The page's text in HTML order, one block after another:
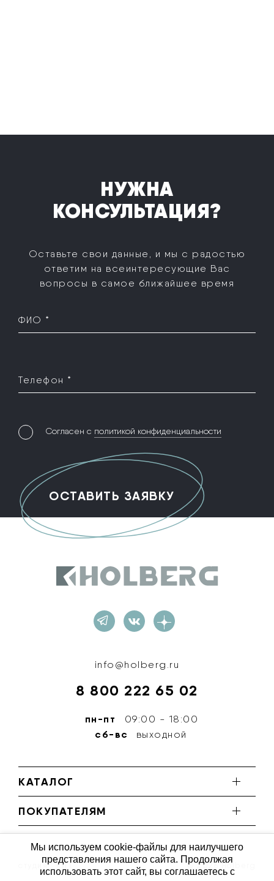
НУЖНА
КОНСУЛЬТАЦИЯ?
Оставьте свои данные, и мы с радостью
ответим на все интересующие Вас
вопросы в самое ближайшее время
ФИО *
Телефон *
Согласен с политикой конфиденциальности
info@holberg.ru
8 800 222 65 02
пн-пт 09:00 - 18:00
сб-вс выходной
КАТАЛОГ
ПОКУПАТЕЛЯМ
студия ''КИТ'' © 2026 Holberg
Мы используем cookie-файлы для наилучшего
представления нашего сайта. Продолжая
использовать этот сайт, вы соглашаетесь с